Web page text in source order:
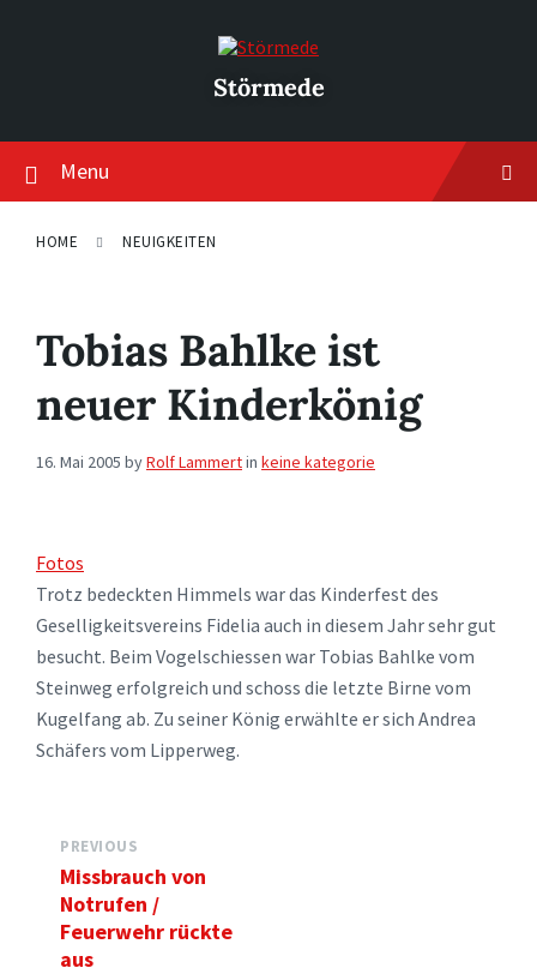
Störmede
Menu
HOME NEUIGKEITEN
Tobias Bahlke ist
neuer Kinderkönig
16. Mai 2005 byRolf Lammertin keine kategorie
Fotos
Trotz bedeckten Himmels war das Kinderfest des
Geselligkeitsvereins Fidelia auch in diesem Jahr sehr gut
besucht. Beim Vogelschiessen war Tobias Bahlke vom
Steinweg erfolgreich und schoss die letzte Birne vom
Kugelfang ab. Zu seiner König erwählte er sich Andrea
Schäfers vom Lipperweg.
PREVIOUS
Missbrauch von
Notrufen /
Feuerwehr rückte
aus